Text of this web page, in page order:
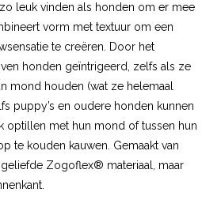
leuk vinden als honden om er mee
vorm met textuur om een
te creëren. Door het
honden geïntrigeerd, zelfs als ze
mond houden (wat ze helemaal
puppy’s en oudere honden kunnen
optillen met hun mond of tussen hun
te kouden kauwen. Gemaakt van
Zogoflex® materiaal, maar